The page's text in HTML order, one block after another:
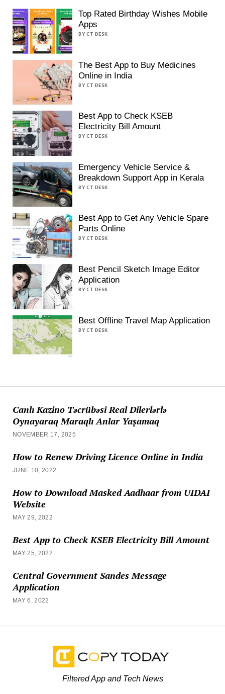
Top Rated Birthday Wishes Mobile
Apps
BY CT DESK
The Best App to Buy Medicines
Online in India
BY CT DESK
Best App to Check KSEB
Electricity Bill Amount
BY CT DESK
Emergency Vehicle Service &
Breakdown Support App in Kerala
BY CT DESK
Best App to Get Any Vehicle Spare
Parts Online
BY CT DESK
Best Pencil Sketch Image Editor
Application
BY CT DESK
Best Offline Travel Map Application
BY CT DESK
Canlı Kazino Təcrübəsi Real Dilerlərlə
Oynayaraq Maraqlı Anlar Yaşamaq
NOVEMBER 17, 2025
How to Renew Driving Licence Online in India
JUNE 10, 2022
How to Download Masked Aadhaar from UIDAI
Website
MAY 29, 2022
Best App to Check KSEB Electricity Bill Amount
MAY 25, 2022
Central Government Sandes Message
Application
MAY 6, 2022
Filtered App and Tech News